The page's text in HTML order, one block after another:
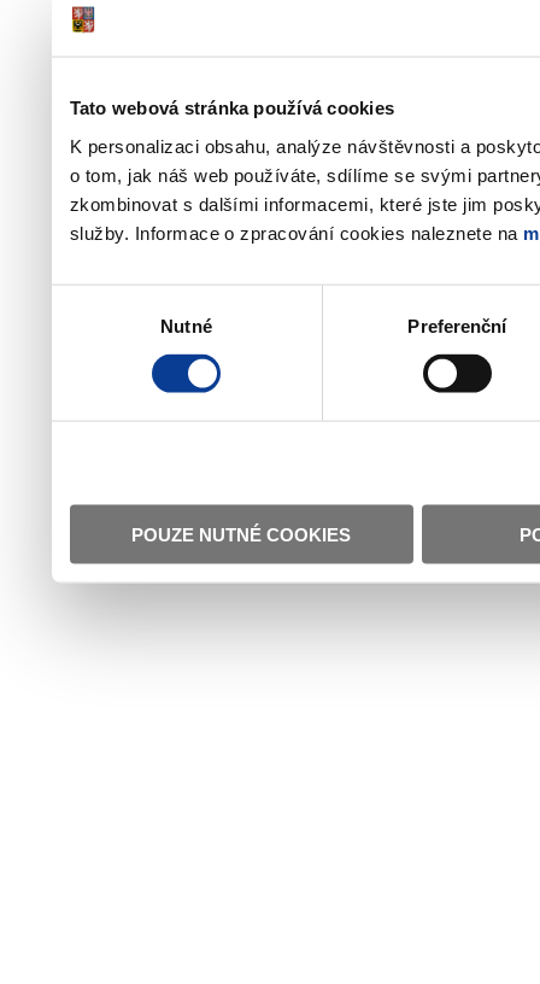
Tato webová stránka používá cookies
K personalizaci obsahu, analýze návštěvnosti a
o tom, jak náš web používáte, sdílíme se svými
zkombinovat s dalšími informacemi, které jste jim
služby. Informace o zpracování cookies naleznete na
Nutné Preferenční
POUZE NUTNÉ COOKIES